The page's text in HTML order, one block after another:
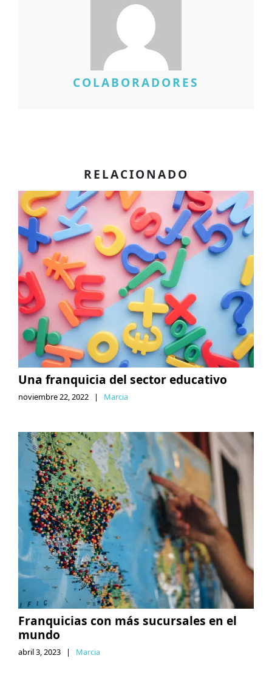
COLABORADORES
RELACIONADO
Una franquicia del sector educativo
noviembre 22, 2022 | Marcia
Franquicias con más sucursales en el
mundo
abril 3, 2023 | Marcia